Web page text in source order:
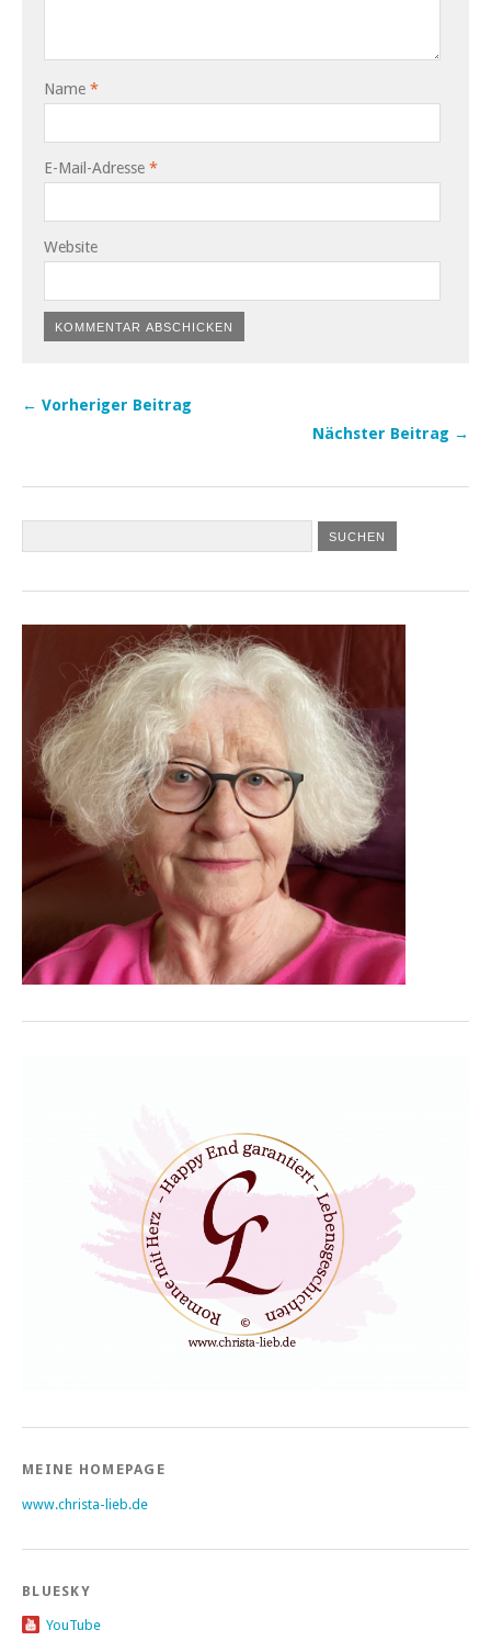
Name *
E-Mail-Adresse *
Website
← Vorheriger Beitrag
Nächster Beitrag →
MEINE HOMEPAGE
www.christa-lieb.de
BLUESKY
YouTube